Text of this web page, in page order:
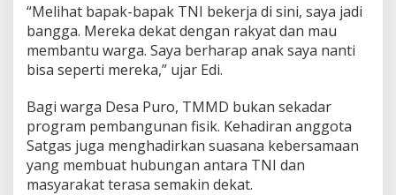
“Melihat bapak-bapak TNI bekerja di sini, saya jadi
bangga. Mereka dekat dengan rakyat dan mau
membantu warga. Saya berharap anak saya nanti
bisa seperti mereka,” ujar Edi.
Bagi warga Desa Puro, TMMD bukan sekadar
program pembangunan fisik. Kehadiran anggota
Satgas juga menghadirkan suasana kebersamaan
yang membuat hubungan antara TNI dan
masyarakat terasa semakin dekat.